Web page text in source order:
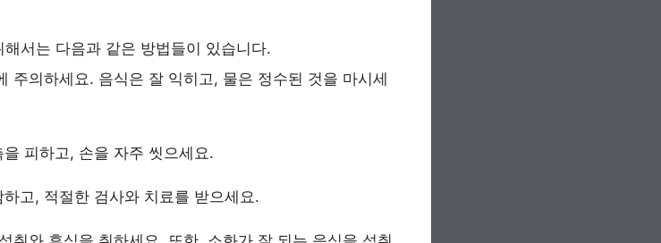
서는 다음과 같은 방법들이 있습니다.
주의하세요. 음식은 잘 익히고, 물은 정수된 것을 마시세
피하고, 손을 자주 씻으세요.
고, 적절한 검사와 치료를 받으세요.